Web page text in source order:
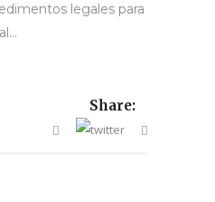
legales para
Share: